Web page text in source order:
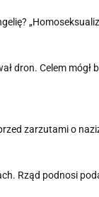
dron. Celem mógł
zarzutami o
Rząd podnosi